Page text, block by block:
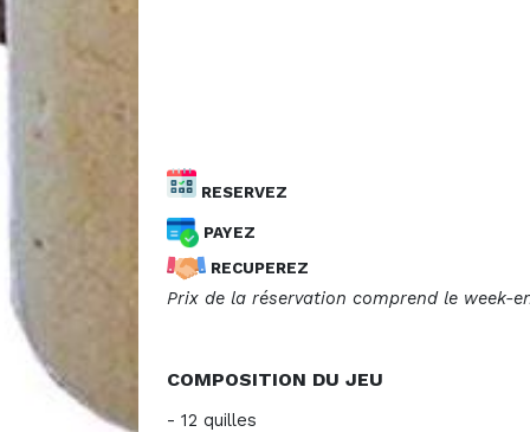
RESERVEZ
PAYEZ
RECUPEREZ
Prix de la réservation comprend le week-
COMPOSITION DU JEU
- 12 quilles